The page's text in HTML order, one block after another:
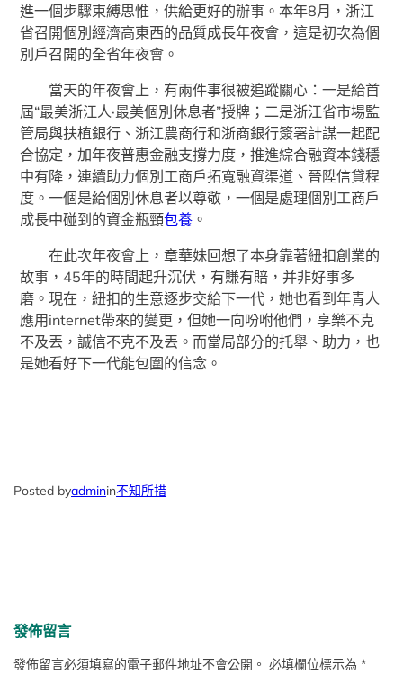
進一個步驟束縛思惟，供給更好的辦事。本年8月，浙江
省召開個別經濟高東西的品質成長年夜會，這是初次為個
別戶召開的全省年夜會。
當天的年夜會上，有兩件事很被追蹤關心：一是給首
屆“最美浙江人·最美個別休息者”授牌；二是浙江省市場監
管局與扶植銀行、浙江農商行和浙商銀行簽署計謀一起配
合協定，加年夜普惠金融支撐力度，推進綜合融資本錢穩
中有降，連續助力個別工商戶拓寬融資渠道、晉陞信貸程
度。一個是給個別休息者以尊敬，一個是處理個別工商戶
成長中碰到的資金瓶頸包養 。
在此次年夜會上，章華妹回想了本身靠著紐扣創業的
故事，45年的時間起升沉伏，有賺有賠，并非好事多
磨。現在，紐扣的生意逐步交給下一代，她也看到年青人
應用internet帶來的變更，但她一向吩咐他們，享樂不克
不及丟，誠信不克不及丟。而當局部分的托舉、助力，也
是她看好下一代能包圍的信念。
Posted byadminin不知所措
發佈留言
發佈留言必須填寫的電子郵件地址不會公開。 必填欄位標示為*